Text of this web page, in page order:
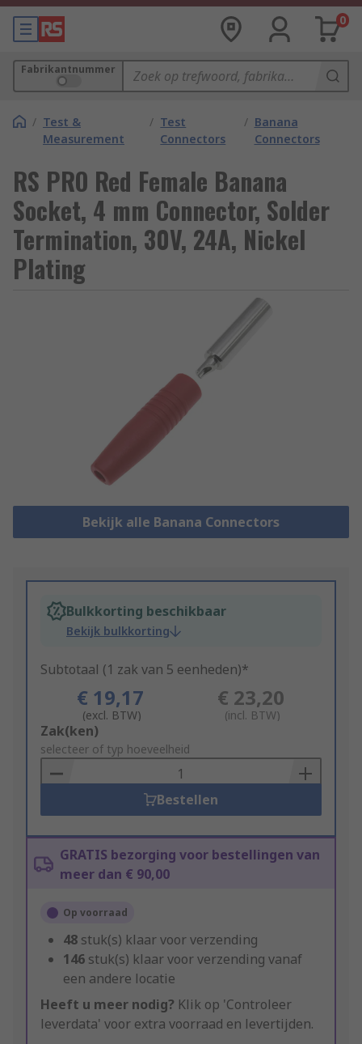
0
Fabrikantnummer
/ Test &
Measurement
/ Test
Connectors
/ Banana
Connectors
RS PRO Red Female Banana
Socket, 4 mm Connector, Solder
Termination, 30V, 24A, Nickel
Plating
Bekijk alle Banana Connectors
Bulkkorting beschikbaar
Bekijk bulkkorting
Subtotaal (1 zak van 5 eenheden)*
€ 19,17
(excl. BTW)
€ 23,20
(incl. BTW)
Add
to
Basket
Zak(ken)
selecteer of typ hoeveelheid
Bestellen
GRATIS bezorging voor bestellingen van
meer dan € 90,00
Op voorraad
48 stuk(s) klaar voor verzending
146 stuk(s) klaar voor verzending vanaf
een andere locatie
Heeft u meer nodig? Klik op 'Controleer
leverdata' voor extra voorraad en levertijden.